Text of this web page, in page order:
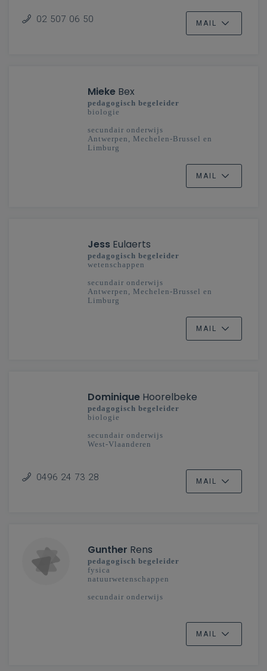
02 507 06 50 MAIL
Mieke Bex
pedagogisch begeleider
biologie
secundair onderwijs
Antwerpen, Mechelen-Brussel en
Limburg
MAIL
Jess Eulaerts
pedagogisch begeleider
wetenschappen
secundair onderwijs
Antwerpen, Mechelen-Brussel en
Limburg
MAIL
Dominique Hoorelbeke
pedagogisch begeleider
biologie
secundair onderwijs
West-Vlaanderen
0496 24 73 28 MAIL
Gunther Rens
pedagogisch begeleider
fysica
natuurwetenschappen
secundair onderwijs
MAIL